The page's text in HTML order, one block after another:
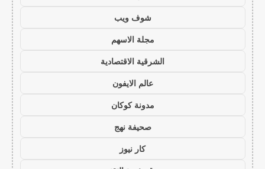
شوف ويب
مجلة الاسهم
الشرقية الاقتصادية
عالم الايفون
مدونة كوكان
صحيفة نهج
كار نيوز